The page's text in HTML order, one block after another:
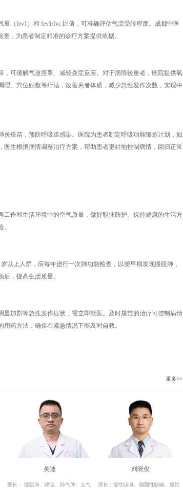
（fev1）和 fev1/fvc 比值，可准确评估气流受限程度。成都中医
，为患者制定精准的诊疗方案提供依据。
可缓解气道痉挛、减轻炎症反应。对于病情较重者，医院提供氧
、穴位贴敷等疗法，改善患者体质，减少急性发作次数，实现中
疫苗，预防呼吸道感染。医院为患者制定呼吸功能锻炼计划，如
生根据病情调整治疗方案，帮助患者更好地控制病情，回归正常
作和生活环境中的空气质量，做好职业防护。保持健康的生活方
以上人群，应每年进行一次肺功能检查，以便早期发现慢阻肺，
，提高生活质量。
加剧等急性发作症状，需立即就医。及时规范的治疗可控制病情
药方法，确保在紧急情况下能及时自救。
更多>>
吴迪
擅长： 慢阻肺、哮喘、肺气肿、支气
刘晓俊
擅长：慢性咳嗽、顽固性咳嗽、慢性